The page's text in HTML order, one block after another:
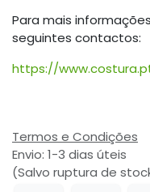
Para mais
seguintes contactos:
https://
Termos e Condições
Envio: 1-3 dias úteis
(Salvo ruptura de